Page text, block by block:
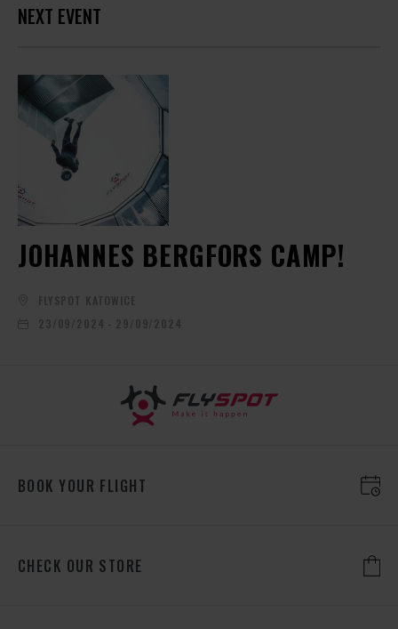
NEXT EVENT
JOHANNES BERGFORS CAMP!
FLYSPOT KATOWICE
23/09/2024 - 29/09/2024
BOOK YOUR FLIGHT
CHECK OUR STORE